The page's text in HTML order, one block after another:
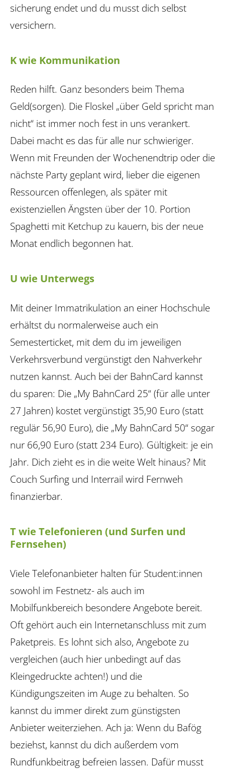
sicherung endet und du musst dich selbst
versichern.
K wie Kommunikation
Reden hilft. Ganz besonders beim Thema
Geld(sorgen). Die Floskel „über Geld spricht man
nicht“ ist immer noch fest in uns verankert.
Dabei macht es das für alle nur schwieriger.
Wenn mit Freunden der Wochenendtrip oder die
nächste Party geplant wird, lieber die eigenen
Ressourcen offenlegen, als später mit
existenziellen Ängsten über der 10. Portion
Spaghetti mit Ketchup zu kauern, bis der neue
Monat endlich begonnen hat.
U wie Unterwegs
Mit deiner Immatrikulation an einer Hochschule
erhältst du normalerweise auch ein
Semesterticket, mit dem du im jewei­ligen
Verkehrsverbund vergünstigt den Nahverkehr
nutzen kannst. Auch bei der BahnCard kannst
du sparen: Die „My BahnCard 25“ (für alle unter
27 Jahren) kostet vergünstigt 35,90 Euro (statt
regulär 56,90 Euro), die „My BahnCard 50“ sogar
nur 66,90 Euro (statt 234 Euro). Gültigkeit: je ein
Jahr. Dich zieht es in die weite Welt hinaus? Mit
Couch Surfing und Interrail wird Fernweh
finanzierbar.
T wie Telefonieren (und Surfen und
Fernsehen)
Viele Telefonanbieter halten für Student:innen
sowohl im Festnetz- als auch im
Mobilfunkbereich besondere Angebote bereit.
Oft gehört auch ein Internetanschluss mit zum
Paketpreis. Es lohnt sich also, Angebote zu
vergleichen (auch hier unbedingt auf das
Kleingedruckte achten!) und die
Kündigungszeiten im Auge zu behalten. So
kannst du immer direkt zum günstigsten
Anbieter weiterziehen. Ach ja: Wenn du Bafög
beziehst, kannst du dich außerdem vom
Rundfunkbeitrag befreien lassen. Dafür musst